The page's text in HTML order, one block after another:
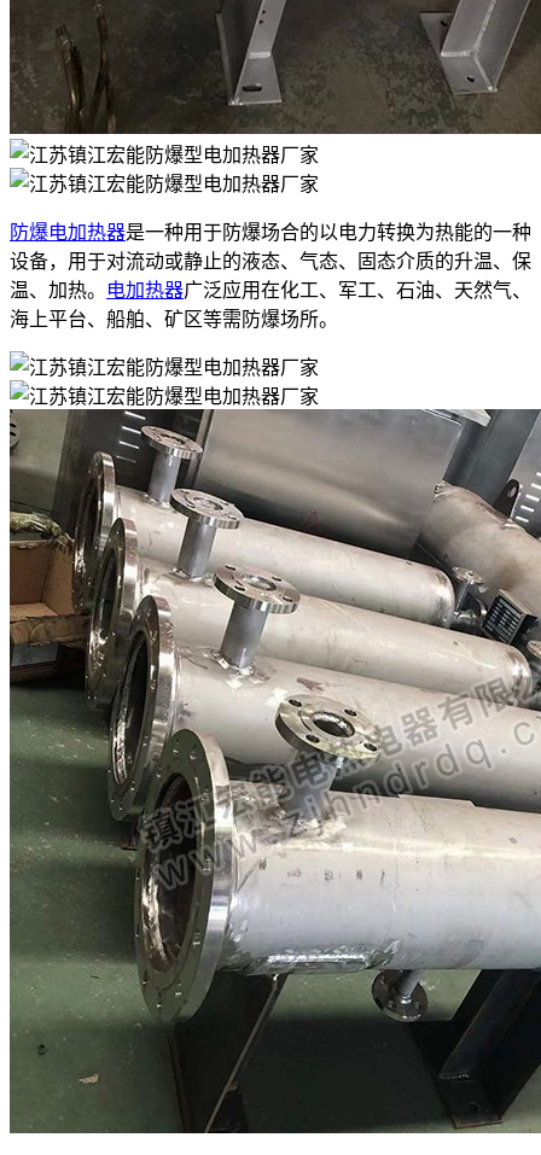
防爆电加热器是一种用于防爆场合的以电力转换为热能的一种
设备，用于对流动或静止的液态、气态、固态介质的升温、保
温、加热。
电加热器广泛应用在化工、军工、石油、天然气、
海上平台、船舶、矿区等需防爆场所。